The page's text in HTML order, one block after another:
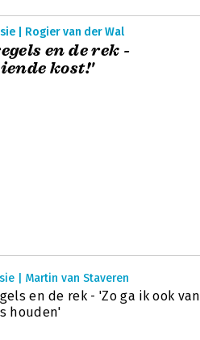
| Rogier van der Wal
en de rek -
kost!'
| Martin van Staveren
en de rek - 'Zo ga ik ook van
houden'